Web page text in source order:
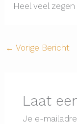
Heel veel
← Vorige Bericht
Laat
Je e-